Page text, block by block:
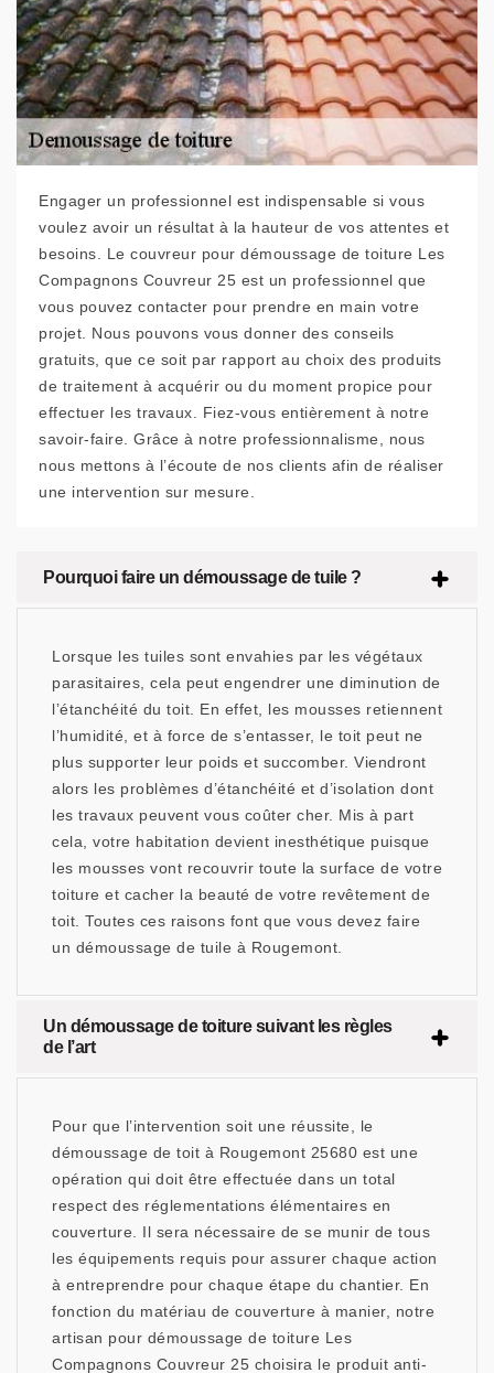
Engager un professionnel est indispensable si vous
voulez avoir un résultat à la hauteur de vos attentes et
besoins. Le couvreur pour démoussage de toiture Les
Compagnons Couvreur 25 est un professionnel que
vous pouvez contacter pour prendre en main votre
projet. Nous pouvons vous donner des conseils
gratuits, que ce soit par rapport au choix des produits
de traitement à acquérir ou du moment propice pour
effectuer les travaux. Fiez-vous entièrement à notre
savoir-faire. Grâce à notre professionnalisme, nous
nous mettons à l’écoute de nos clients afin de réaliser
une intervention sur mesure.
Pourquoi faire un démoussage de tuile ?
Lorsque les tuiles sont envahies par les végétaux
parasitaires, cela peut engendrer une diminution de
l’étanchéité du toit. En effet, les mousses retiennent
l’humidité, et à force de s’entasser, le toit peut ne
plus supporter leur poids et succomber. Viendront
alors les problèmes d’étanchéité et d’isolation dont
les travaux peuvent vous coûter cher. Mis à part
cela, votre habitation devient inesthétique puisque
les mousses vont recouvrir toute la surface de votre
toiture et cacher la beauté de votre revêtement de
toit. Toutes ces raisons font que vous devez faire
un démoussage de tuile à Rougemont.
Un démoussage de toiture suivant les règles
de l’art
Pour que l’intervention soit une réussite, le
démoussage de toit à Rougemont 25680 est une
opération qui doit être effectuée dans un total
respect des réglementations élémentaires en
couverture. Il sera nécessaire de se munir de tous
les équipements requis pour assurer chaque action
à entreprendre pour chaque étape du chantier. En
fonction du matériau de couverture à manier, notre
artisan pour démoussage de toiture Les
Compagnons Couvreur 25 choisira le produit anti-